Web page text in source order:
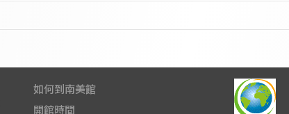
如何到南美館
開館時間